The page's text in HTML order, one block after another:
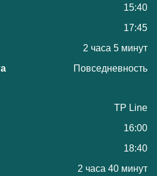
15:40
17:45
2 часа 5 минут
Повседневность
TP Line
16:00
18:40
2 часа 40 минут